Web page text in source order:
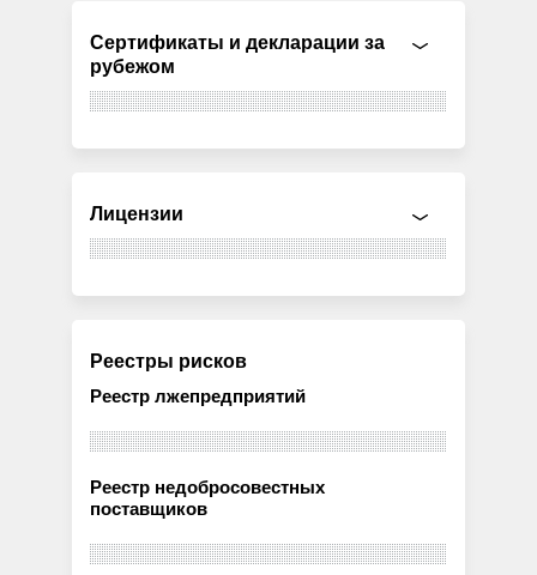
Сертификаты и декларации за
рубежом
Лицензии
Реестры рисков
Реестр лжепредприятий
Реестр недобросовестных
поставщиков